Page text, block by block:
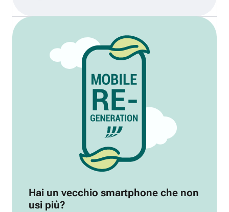
Hai un vecchio smartphone che non
usi più?